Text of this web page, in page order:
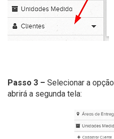
Passo 3 – Selecionar a opção
abrirá a segunda tela: